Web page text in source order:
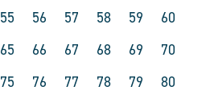
55 56 57 58 59
60
65 66 67 68 69
70
75 76 77 78 79
80